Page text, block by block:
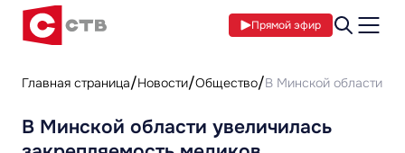
Прямой эфир
Главная страница Новости Общество В Минской области
В Минской области увеличилась